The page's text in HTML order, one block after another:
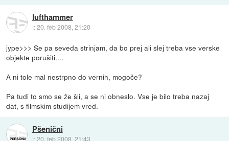
lufthammer
::20. feb 2008, 21:20
jype>>> Se pa seveda strinjam, da bo prej ali slej treba vse verske
objekte porušiti....
A ni tole mal nestrpno do vernih, mogoče?
Pa tudi to smo se že šli, a se ni obneslo. Vse je bilo treba nazaj
dat, s filmskim studijem vred.
Pšenični
::20. feb 2008, 21:43